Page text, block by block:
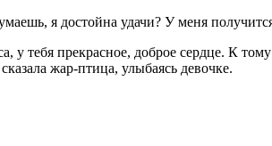
я достойна удачи? У меня
у тебя прекрасное, доброе сердце. К
жар-птица, улыбаясь девочке.